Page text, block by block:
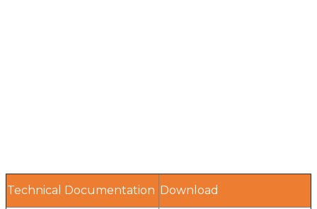
Technical Documentation Download